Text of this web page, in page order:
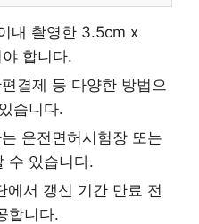
내 촬영한 3.5cm x
합니다.
결제 등 다양한 방법으
습니다.
운전면허시험장 또는
수 있습니다.
에서 갱신 기간 만료 전
합니다.